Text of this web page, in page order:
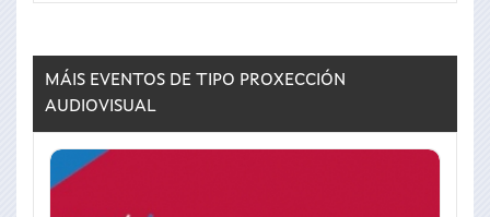
MÁIS EVENTOS DE TIPO PROXECCIÓN
AUDIOVISUAL